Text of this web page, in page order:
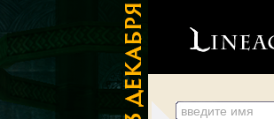
введите имя